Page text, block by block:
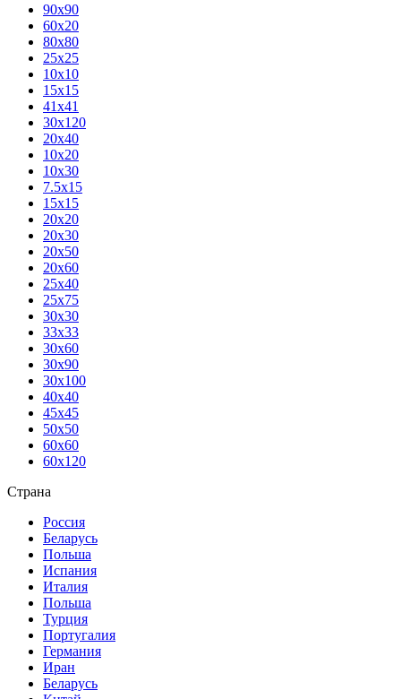
90х90
60х20
80х80
25x25
10х10
15х15
41х41
30х120
20х40
10х20
10х30
7.5х15
15х15
20х20
20х30
20х50
20х60
25х40
25х75
30х30
33х33
30х60
30х90
30х100
40х40
45х45
50х50
60х60
60х120
Страна
Россия
Беларусь
Польша
Испания
Италия
Польша
Турция
Португалия
Германия
Иран
Беларусь